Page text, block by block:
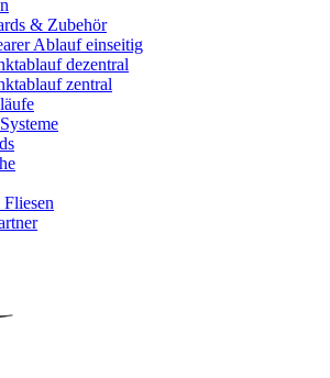
& Zubehör
Ablauf einseitig
dezentral
zentral